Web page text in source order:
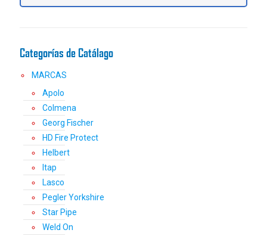
Categorías de Catálago
MARCAS
Apolo
Colmena
Georg Fischer
HD Fire Protect
Helbert
Itap
Lasco
Pegler Yorkshire
Star Pipe
Weld On